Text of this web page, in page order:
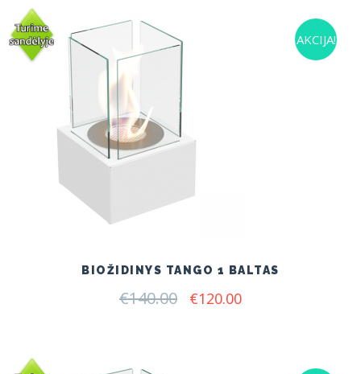
AKCIJA!
BIOŽIDINYS TANGO 1 BALTAS
€140.00 Original
€120.00Current